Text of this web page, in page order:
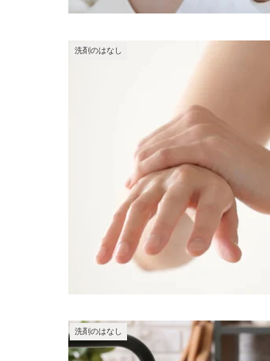
洗剤のはなし
洗剤のはなし